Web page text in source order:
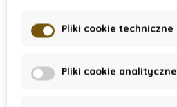
Pliki cookie techniczne
Pliki cookie analityczne